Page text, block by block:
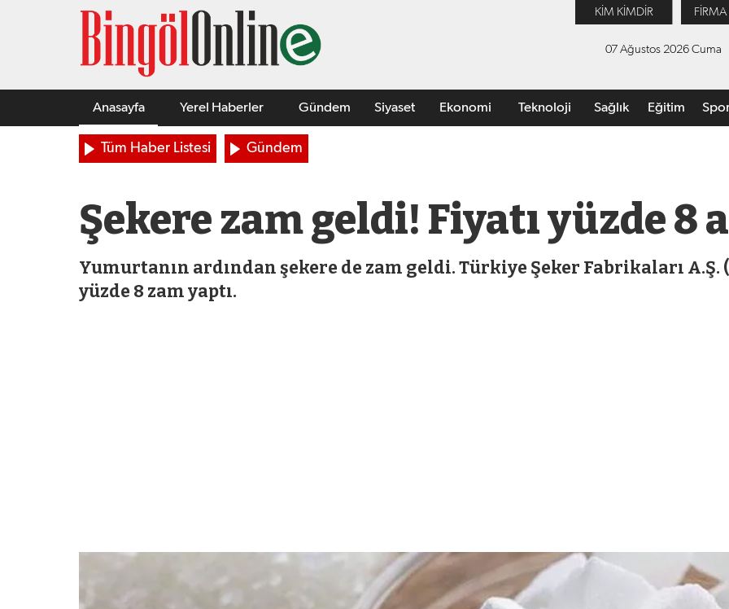
KİM KİMDİR FİRMA
07 Ağustos 2026 Cuma
Anasayfa Yerel Haberler Gündem Siyaset Ekonomi Teknoloji Sağlık Eğitim
Tüm Haber Listesi Gündem
Şekere zam geldi! Fiyatı yüzde 8
Yumurtanın ardından şekere de zam geldi. Türkiye Şeker Fabrikaları
yüzde 8 zam yaptı.